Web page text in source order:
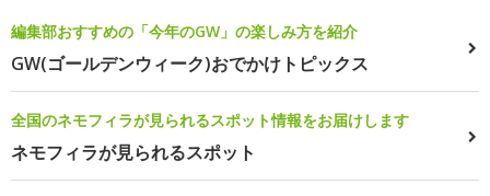
編集部おすすめの「今年のGW」の楽しみ方を紹介
GW(ゴールデンウィーク)おでかけトピックス
全国のネモフィラが見られるスポット情報をお届けします
ネモフィラが見られるスポット